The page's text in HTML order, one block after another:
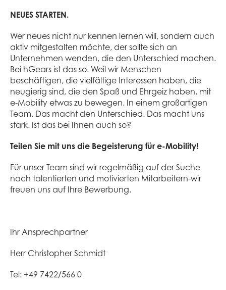
NEUES STARTEN.
Wer neues nicht nur kennen lernen will, sondern auch
aktiv mitgestalten möchte, der sollte sich an
Unternehmen wenden, die den Unterschied machen.
Bei hGears ist das so. Weil wir Menschen
beschäftigen, die vielfältige Interessen haben, die
neugierig sind, die den Spaß und Ehrgeiz haben, mit
e-Mobility etwas zu bewegen. In einem großartigen
Team. Das macht den Unterschied. Das macht uns
stark. Ist das bei Ihnen auch so?
Teilen Sie mit uns die Begeisterung für e-Mobility!
Für unser Team sind wir regelmäßig auf der Suche
nach talentierten und motivierten Mitarbeitern-wir
freuen uns auf Ihre Bewerbung.
Ihr Ansprechpartner
Herr Christopher Schmidt
Tel: +49 7422/566 0